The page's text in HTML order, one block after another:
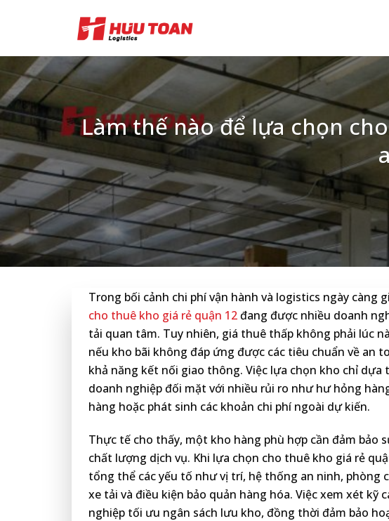
Làm thế nào để lựa chọn
Trong bối cảnh chi phí vận hành và logistics ngày càng
cho thuê kho giá rẻ quận 12đang được nhiều doanh
tải quan tâm. Tuy nhiên, giá thuê thấp không phải lúc
nếu kho bãi không đáp ứng được các tiêu chuẩn về an
khả năng kết nối giao thông. Việc lựa chọn kho chỉ dựa
doanh nghiệp đối mặt với nhiều rủi ro như hư hỏng
hàng hoặc phát sinh các khoản chi phí ngoài dự kiến.
Thực tế cho thấy, một kho hàng phù hợp cần đảm bảo
chất lượng dịch vụ. Khi lựa chọn cho thuê kho giá rẻ
tổng thể các yếu tố như vị trí, hệ thống an ninh, phòng
xe tải và điều kiện bảo quản hàng hóa. Việc xem xét kỹ
nghiệp tối ưu ngân sách lưu kho, đồng thời đảm bảo